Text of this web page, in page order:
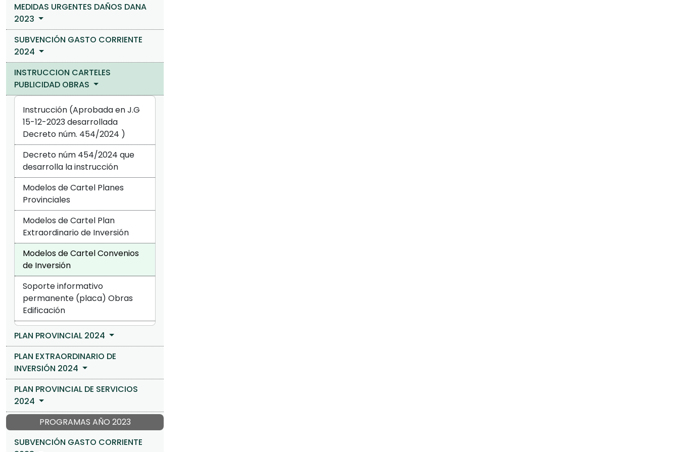
MEDIDAS URGENTES DAÑOS DANA
2023
SUBVENCIÓN GASTO CORRIENTE
2024
INSTRUCCION CARTELES
PUBLICIDAD OBRAS
Instrucción (Aprobada en J.G
15-12-2023 desarrollada
Decreto núm. 454/2024 )
Decreto núm 454/2024 que
desarrolla la instrucción
Modelos de Cartel Planes
Provinciales
Modelos de Cartel Plan
Extraordinario de Inversión
Modelos de Cartel Convenios
de Inversión
Soporte informativo
permanente (placa) Obras
Edificación
PLAN PROVINCIAL 2024
PLAN EXTRAORDINARIO DE
INVERSIÓN 2024
PLAN PROVINCIAL DE SERVICIOS
2024
PROGRAMAS AÑO 2023
SUBVENCIÓN GASTO CORRIENTE